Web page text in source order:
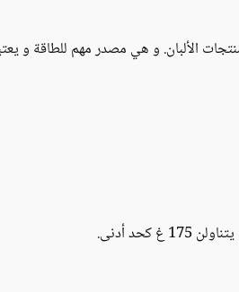
الألبان. و هي مصدر مهم للطاقة و